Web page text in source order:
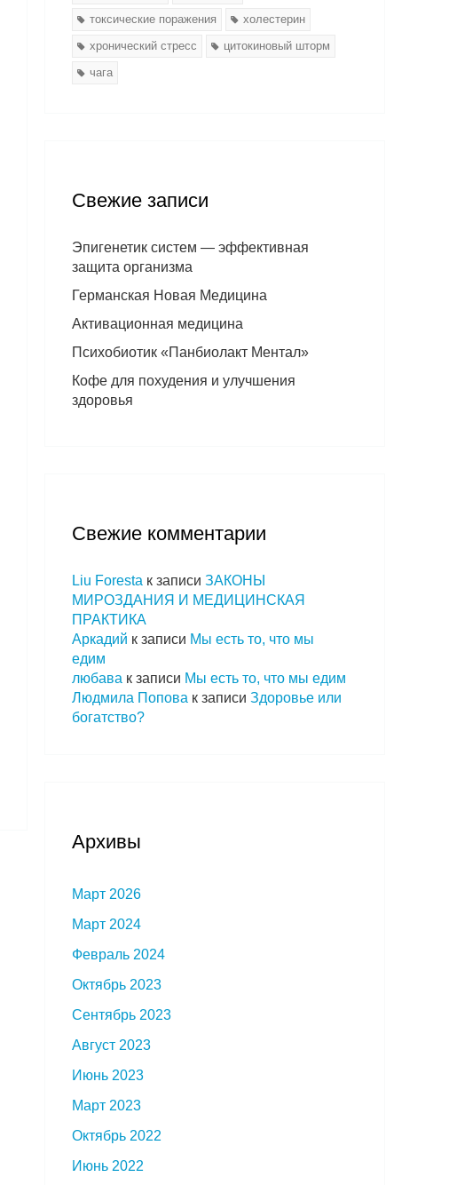
токсические поражения
холестерин
хронический стресс
цитокиновый шторм
чага
Свежие записи
Эпигенетик систем — эффективная
защита организма
Германская Новая Медицина
Активационная медицина
Психобиотик «Панбиолакт Ментал»
Кофе для похудения и улучшения
здоровья
Свежие комментарии
Liu Foresta к записи ЗАКОНЫ
МИРОЗДАНИЯ И МЕДИЦИНСКАЯ
ПРАКТИКА
Аркадий к записи Мы есть то, что мы
едим
любава к записи Мы есть то, что мы едим
Людмила Попова к записи Здоровье или
богатство?
Архивы
Март 2026
Март 2024
Февраль 2024
Октябрь 2023
Сентябрь 2023
Август 2023
Июнь 2023
Март 2023
Октябрь 2022
Июнь 2022